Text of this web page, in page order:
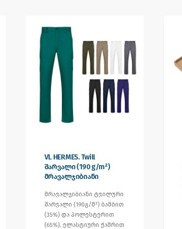
VL HERMES. Twill
შარვალი (190 g/m²)
მრავალჯიბიანი
მრავალჯიბიანი ტვილური
შარვალი (190გ/მ²) ბამბით
(35%) და პოლესტერით
(65%). ელასტიური ქამრით